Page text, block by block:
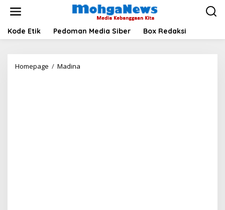
Kode Etik Pedoman Media Siber Box Redaksi
Homepage / Madina